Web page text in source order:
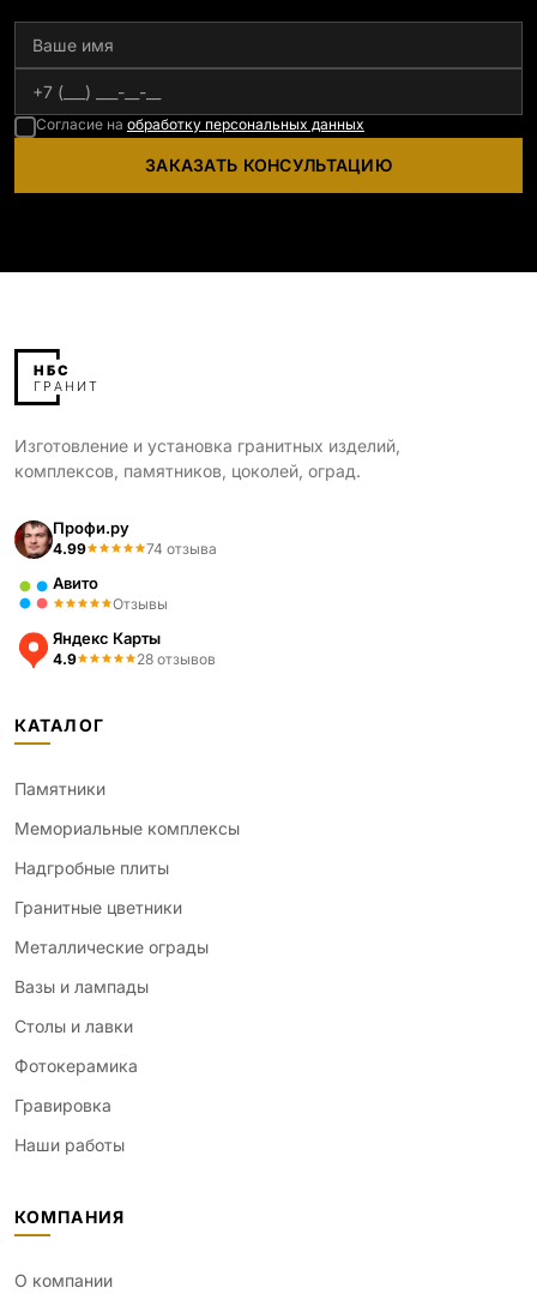
Согласие на обработку персональных данных
ЗАКАЗАТЬ КОНСУЛЬТАЦИЮ
Изготовление и установка гранитных изделий,
комплексов, памятников, цоколей, оград.
Профи.ру
4.99 74 отзыва
Авито
Отзывы
Яндекс Карты
4.9 28 отзывов
КАТАЛОГ
Памятники
Мемориальные комплексы
Надгробные плиты
Гранитные цветники
Металлические ограды
Вазы и лампады
Столы и лавки
Фотокерамика
Гравировка
Наши работы
КОМПАНИЯ
О компании